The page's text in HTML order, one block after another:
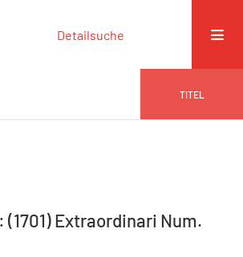
Detailsuche
TITEL
(1701) Extraordinari Num.